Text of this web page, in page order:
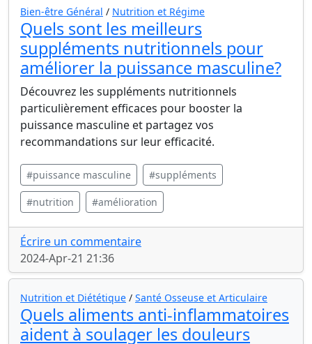
Bien-être Général / Nutrition et Régime
Quels sont les meilleurs
suppléments nutritionnels pour
améliorer la puissance masculine?
Découvrez les suppléments nutritionnels
particulièrement efficaces pour booster la
puissance masculine et partagez vos
recommandations sur leur efficacité.
#puissance masculine #suppléments
#nutrition #amélioration
Écrire un commentaire
2024-Apr-21 21:36
Nutrition et Diététique / Santé Osseuse et Articulaire
Quels aliments anti-inflammatoires
aident à soulager les douleurs